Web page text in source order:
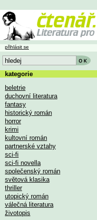
přihlásit se
kategorie
beletrie
duchovní literatura
fantasy
historický román
horror
krimi
kultovní román
partnerské vztahy
sci-fi
sci-fi novella
společenský román
světová klasika
thriller
utopický román
válečná literatura
životopis